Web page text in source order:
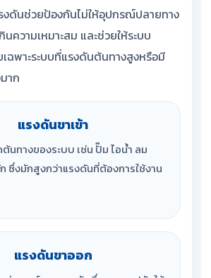
งดันช่วยป้องกันไม่ให้อุปกรณ์ปลายทาง
ความเหมาะสม และช่วยให้ระบบ
ฉพาะระบบที่แรงดันต้นทางสูงหรือมี
าก
แรงดันขาเข้า
นทางของระบบ เช่น ปั๊ม ไอน้ำ ลม
ซึ่งมักสูงกว่าแรงดันที่ต้องการใช้งาน
แรงดันขาออก